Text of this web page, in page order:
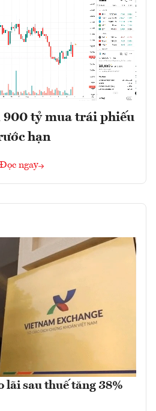
900 tỷ mua trái phiếu
hạn
Đọc ngay
lãi sau thuế tăng 38%